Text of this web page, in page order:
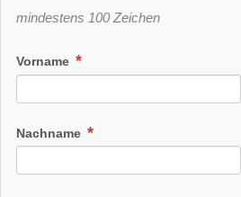
mindestens 100 Zeichen
Vorname
Nachname